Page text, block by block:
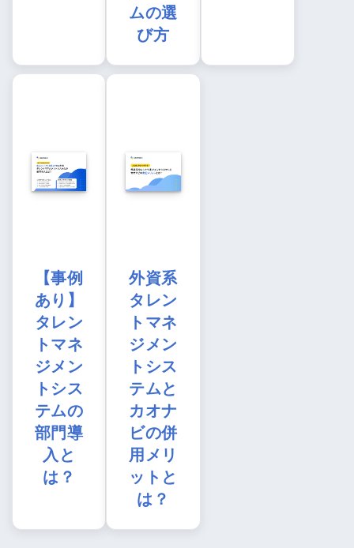
ムの選
び方
【事例
あり】
タレン
トマネ
ジメン
トシス
テムの
部門導
入と
は？
外資系
タレン
トマネ
ジメン
トシス
テムと
カオナ
ビの併
用メリ
ットと
は？